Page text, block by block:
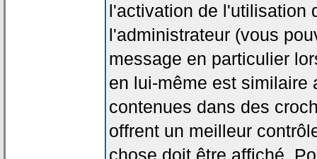
l'activation de l'utilisation
l'administrateur (vous
message en particulier
en lui-même est similaire
contenues dans des
offrent un meilleur
chose doit être affiché.